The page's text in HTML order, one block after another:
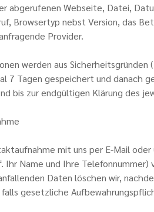
abgerufenen Webseite, Datei,
Browsertyp nebst Version, das
Provider.
werden aus Sicherheitsgründen
7 Tagen gespeichert und danach
bis zur endgültigen Klärung des
mit uns per E-Mail
Ihr Name und Ihre
Daten löschen wir,
falls gesetzliche